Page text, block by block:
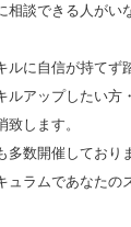
相談できる人が
に自信が持てず
アップしたい方
します。
数開催しており
ラムであなたの